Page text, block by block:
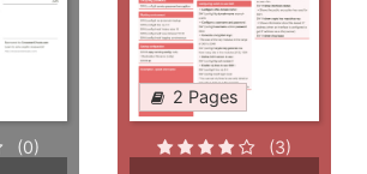
(0)
2 Pages
(3)